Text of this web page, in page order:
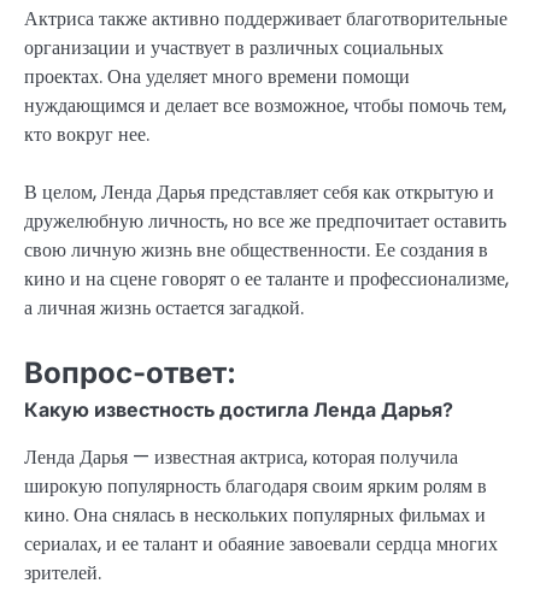
Актриса также активно поддерживает благотворительные
организации и участвует в различных социальных
проектах. Она уделяет много времени помощи
нуждающимся и делает все возможное, чтобы помочь тем,
кто вокруг нее.
В целом, Ленда Дарья представляет себя как открытую и
дружелюбную личность, но все же предпочитает оставить
свою личную жизнь вне общественности. Ее создания в
кино и на сцене говорят о ее таланте и профессионализме,
а личная жизнь остается загадкой.
Вопрос-ответ:
Какую известность достигла Ленда Дарья?
Ленда Дарья — известная актриса, которая получила
широкую популярность благодаря своим ярким ролям в
кино. Она снялась в нескольких популярных фильмах и
сериалах, и ее талант и обаяние завоевали сердца многих
зрителей.